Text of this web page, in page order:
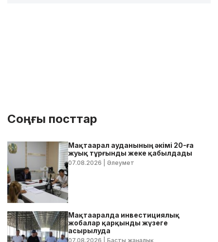
Соңғы посттар
Мақтаарал ауданының әкімі 20-ға
жуық тұрғынды жеке қабылдады
07.08.2026 | Әлеумет
Мақтааралда инвестициялық
жобалар қарқынды жүзеге
асырылуда
07.08.2026 | Басты жаңалық